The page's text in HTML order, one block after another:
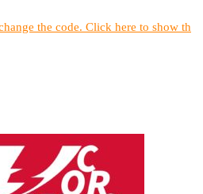
the code. Click here to show th